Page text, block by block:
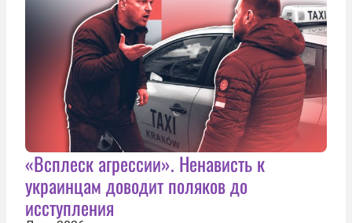
«Всплеск агрессии». Ненависть к
украинцам доводит поляков до
исступления